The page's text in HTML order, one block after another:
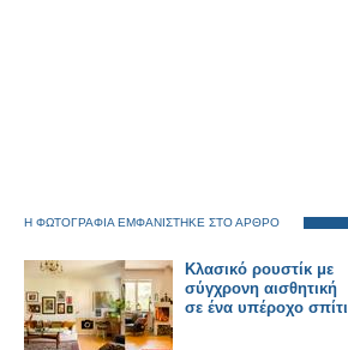
Η ΦΩΤΟΓΡΑΦΙΑ ΕΜΦΑΝΙΣΤΗΚΕ ΣΤΟ ΑΡΘΡΟ
Κλασικό ρουστίκ με
σύγχρονη αισθητική
σε ένα υπέροχο σπίτι